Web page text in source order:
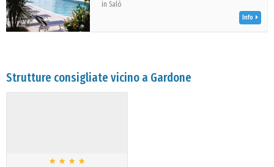
in Salò
Info
Strutture consigliate vicino a Gardone